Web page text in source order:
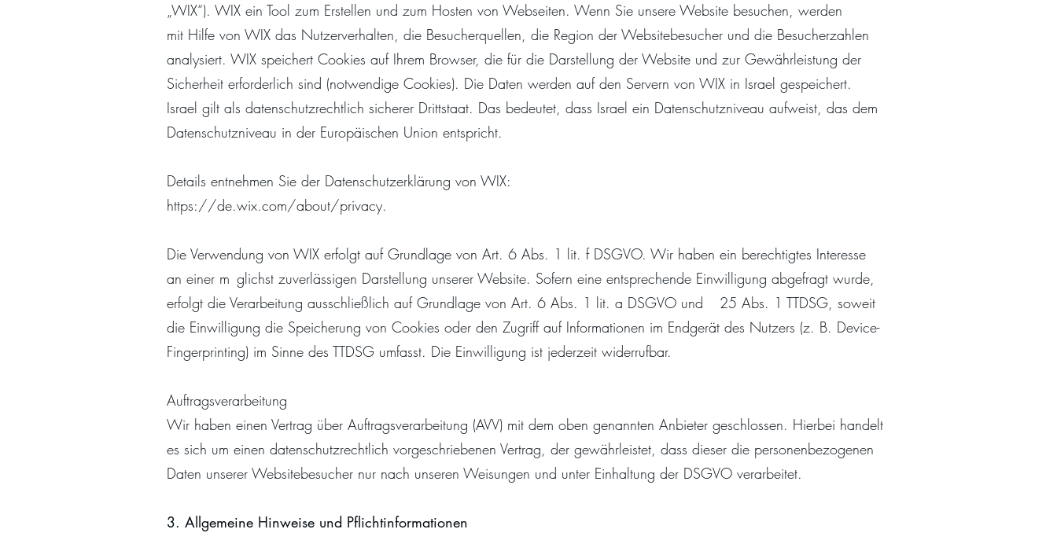
„WIX“). WIX ein Tool zum Erstellen und zum Hosten von Webseiten. Wenn Sie unsere Website besuchen, werden
mit Hilfe von WIX das Nutzerverhalten, die Besucherquellen, die Region der Websitebesucher und die Besucherzahlen
analysiert. WIX speichert Cookies auf Ihrem Browser, die für die Darstellung der Website und zur Gewährleistung der
Sicherheit erforderlich sind (notwendige Cookies). Die Daten werden auf den Servern von WIX in Israel gespeichert.
Israel gilt als datenschutzrechtlich sicherer Drittstaat. Das bedeutet, dass Israel ein Datenschutzniveau aufweist, das dem
Datenschutzniveau in der Europäischen Union entspricht.
Details entnehmen Sie der Datenschutzerklärung von WIX:
https://de.wix.com/about/privacy.
Die Verwendung von WIX erfolgt auf Grundlage von Art. 6 Abs. 1 lit. f DSGVO. Wir haben ein berechtigtes Interesse
an einer m glichst zuverlässigen Darstellung unserer Website. Sofern eine entsprechende Einwilligung abgefragt wurde,
erfolgt die Verarbeitung ausschließlich auf Grundlage von Art. 6 Abs. 1 lit. a DSGVO und 25 Abs. 1 TTDSG, soweit
die Einwilligung die Speicherung von Cookies oder den Zugriff auf Informationen im Endgerät des Nutzers (z. B. Device-
Fingerprinting) im Sinne des TTDSG umfasst. Die Einwilligung ist jederzeit widerrufbar.
Auftragsverarbeitung
Wir haben einen Vertrag über Auftragsverarbeitung (AVV) mit dem oben genannten Anbieter geschlossen. Hierbei handelt
es sich um einen datenschutzrechtlich vorgeschriebenen Vertrag, der gewährleistet, dass dieser die personenbezogenen
Daten unserer Websitebesucher nur nach unseren Weisungen und unter Einhaltung der DSGVO verarbeitet.
3. Allgemeine Hinweise und Pflichtinformationen